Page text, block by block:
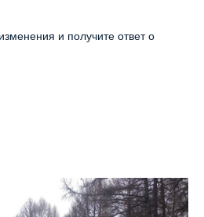
и получите ответ о